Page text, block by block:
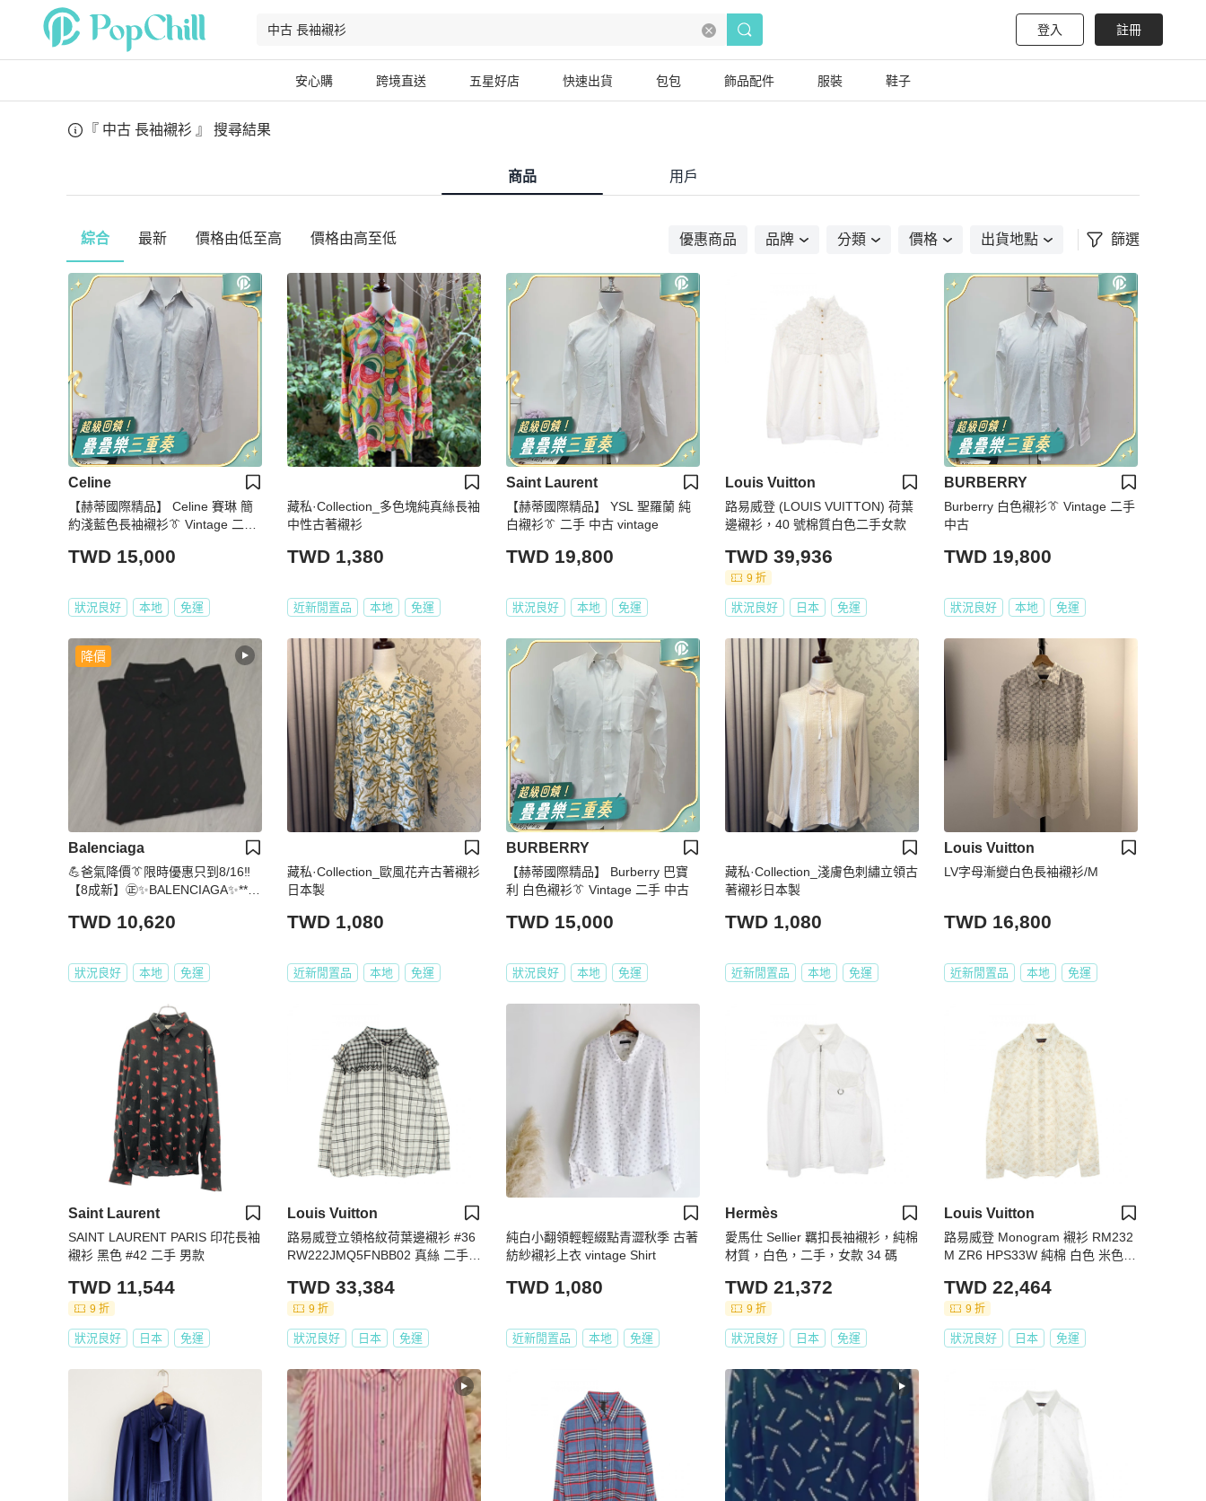
登入 註冊
安心購 跨境直送 五星好店 快速出貨 包包 飾品配件 服裝 鞋子
『 中古 長袖襯衫 』 搜尋結果
商品 用戶
綜合 最新 價格由低至高 價格由高至低 優惠商品 品牌 分類 價格 出貨地點 篩選
Celine
【赫蒂國際精品】 Celine 賽琳 簡
約淺藍色長袖襯衫👔 Vintage 二手
TWD 15,000
狀況良好 本地 免運
藏私·Collection_多色塊純真絲長袖
中性古著襯衫
TWD 1,380
近新閒置品 本地 免運
Saint Laurent
【赫蒂國際精品】 YSL 聖羅蘭 純
白襯衫👔 二手 中古 vintage
TWD 19,800
狀況良好 本地 免運
Louis Vuitton
路易威登 (LOUIS VUITTON) 荷葉
邊襯衫，40 號棉質白色二手女款
TWD 39,936
9 折
狀況良好 日本 免運
BURBERRY
Burberry 白色襯衫👔 Vintage 二手
中古
TWD 19,800
狀況良好 本地 免運
降價
Balenciaga
💪爸氣降價👔限時優惠只到8/16‼️
【8成新】㊣✨BALENCIAGA✨**尺
印字 寬鬆型 長袖襯衫/二手衣/二手
TWD 10,620
狀況良好 本地 免運
藏私·Collection_歐風花卉古著襯衫
日本製
TWD 1,080
近新閒置品 本地 免運
BURBERRY
【赫蒂國際精品】 Burberry 巴寶
利 白色襯衫👔 Vintage 二手 中古
TWD 15,000
狀況良好 本地 免運
藏私·Collection_淺膚色刺繡立領古
著襯衫日本製
TWD 1,080
近新閒置品 本地 免運
Louis Vuitton
LV字母漸變白色長袖襯衫/M
TWD 16,800
近新閒置品 本地 免運
Saint Laurent
SAINT LAURENT PARIS 印花長袖
襯衫 黑色 #42 二手 男款
TWD 11,544
9 折
狀況良好 日本 免運
Louis Vuitton
路易威登立領格紋荷葉邊襯衫 #36
RW222JMQ5FNBB02 真絲 二手路
TWD 33,384
9 折
狀況良好 日本 免運
純白小翻領輕輕綴點青澀秋季 古著
紡紗襯衫上衣 vintage Shirt
TWD 1,080
近新閒置品 本地 免運
Hermès
愛馬仕 Sellier 羈扣長袖襯衫，純棉
材質，白色，二手，女款 34 碼
TWD 21,372
9 折
狀況良好 日本 免運
Louis Vuitton
路易威登 Monogram 襯衫 RM232
M ZR6 HPS33W 純棉 白色 米色
TWD 22,464
9 折
狀況良好 日本 免運